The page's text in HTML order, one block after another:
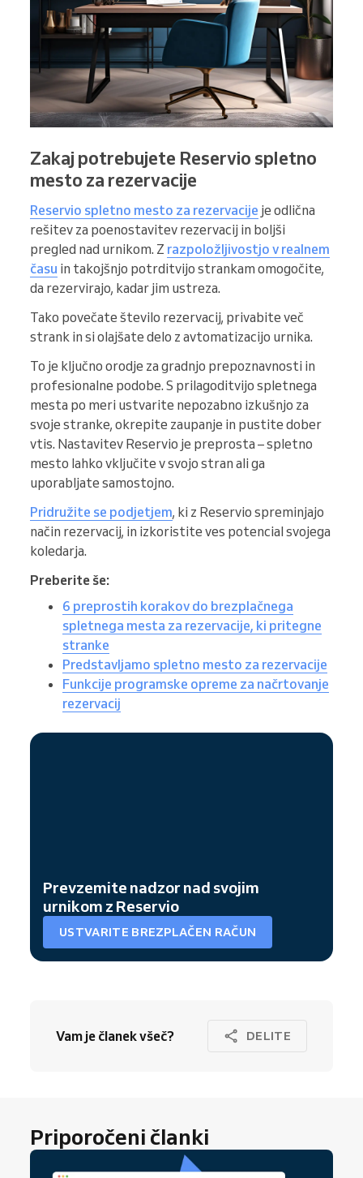
Zakaj potrebujete Reservio spletno
mesto za rezervacije
Reservio spletno mesto za rezervacije je odlična
rešitev za poenostavitev rezervacij in boljši
pregled nad urnikom. Z razpoložljivostjo v realnem
času in takojšnjo potrditvijo strankam omogočite,
da rezervirajo, kadar jim ustreza.
Tako povečate število rezervacij, privabite več
strank in si olajšate delo z avtomatizacijo urnika.
To je ključno orodje za gradnjo prepoznavnosti in
profesionalne podobe. S prilagoditvijo spletnega
mesta po meri ustvarite nepozabno izkušnjo za
svoje stranke, okrepite zaupanje in pustite dober
vtis. Nastavitev Reservio je preprosta – spletno
mesto lahko vključite v svojo stran ali ga
uporabljate samostojno.
Pridružite se podjetjem, ki z Reservio spreminjajo
način rezervacij, in izkoristite ves potencial svojega
koledarja.
Preberite še:
6 preprostih korakov do brezplačnega
spletnega mesta za rezervacije, ki pritegne
stranke
Predstavljamo spletno mesto za rezervacije
Funkcije programske opreme za načrtovanje
rezervacij
Prevzemite nadzor nad svojim
urnikom z Reservio
USTVARITE BREZPLAČEN RAČUN
Vam je članek všeč? DELITE
Priporočeni članki